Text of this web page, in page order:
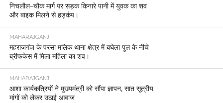
निचलौल–चौक मार्ग पर सड़क किनारे पानी में युवक का शव
और बाइक मिलने से हड़कंप।
MAHARAJGANJ
महराजगंज के परसा मलिक थाना क्षेत्र में बघेला पुल के नीचे
ब्रीफकेस में मिला महिला का शव।
MAHARAJGANJ
आशा कार्यकत्रियों ने मुख्यमंत्री को सौंपा ज्ञापन, सात सूत्रीय
मांगों को लेकर उठाई आवाज